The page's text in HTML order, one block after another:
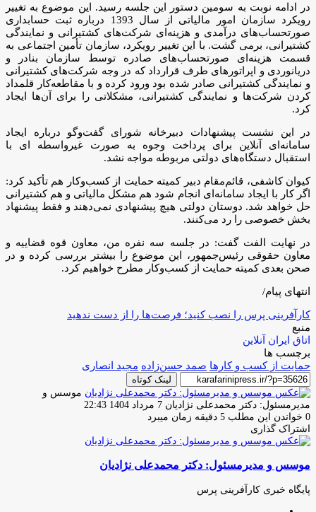
در ادامه نوبت به سومین دستور این جلسه رسید. این موضوع به تغییر
رویکرد سازمان امور مالیاتی از سال 1393 درباره ثبت حسابداری
صورتحساب‌های درآمدی و هزینه‌ای شرکت‌های کشتیرانی و نمایندگی
کشتیرانی، برمی گشت. با این تغییر رویکرد، سازمان تأمین اجتماعی به
قسمت هزینه‌ای صورتحساب‌های صادره توسط سازمان بنادر و
دریانوردی و اپراتورهای طرف قرارداد که در وجه شرکت‌های کشتیرانی
و نمایندگی کشتیرانی صادر شده بود ورود کرده و با مقاطعه‌کار قلمداد
کردن شرکت‌ها و نمایندگی کشتیرانی، مشکلاتی را برای آن‌ها ایجاد
کرد.
در این نشست پیشنهادات دبیرخانه شورای گفت‌وگو درباره ایجاد
سامانه‌ای آنلاین برای پرداخت وجوه به صورت غیرواسطه ای با
استقبال دستگاه‌های دولتی مربوطه مواجه نشد.
کیوان کاشفی، قائم‌مقام دبیر کمیته حمایت از کسب‌وکار هم تأکید کرد:
اگر کار با ایجاد سامانه‌ای انجام شود هم مشکل مالیاتی و هم کشتیرانی
حل خواهد شد. دوستان دولتی هیچ پیشنهادی نمی‌دهند و فقط پیشنهاد
بخش خصوصی را رد می‌کنند.
در نهایت الفت گفت: در جلسه سه نفره من، معاون قوه قضاییه و
معاون حقوقی رئیس‌جمهور، این موضوع را بیشتر بررسی کرده و در
صحن بعدی کمیته حمایت از کسب‌وکار مطرح خواهیم کرد.
انتهای پیام/
کارآفرینی پرس را نصب کنید؛ فرصت‌ها را از دست ندهید
منبع
اتاق ایران آنلاین
برچسب ها
حمایت از کسب و کارها صمد حسن‌زاده مجید انصاری
لینک کوتاه
موسس و
مدیرمسئول: دکتر محمدعلی نژادیان ارسال
ایمیل
7 مرداد 1404 22:43
0 خواندن این مطلب 5 دقیقه زمان میبرد
اشتراک گذاری
فیس
توئیتر
لینکدین
واتس
تلگرام
اشتراک
از
ایمیل
چاپ
موسس و مدیرمسئول: دکتر محمدعلی نژادیان
پایگاه خبری کارآفرینی پرس